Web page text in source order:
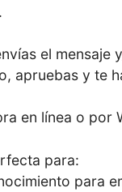
el mensaje
apruebas y te
en línea o por
para:
para